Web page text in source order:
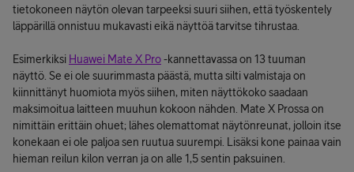
tietokoneen näytön olevan tarpeeksi suuri siihen, että työskentely
läppärillä onnistuu mukavasti eikä näyttöä tarvitse tihrustaa.
Esimerkiksi Huawei Mate X Pro-kannettavassa on 13 tuuman
näyttö. Se ei ole suurimmasta päästä, mutta silti valmistaja on
kiinnittänyt huomiota myös siihen, miten näyttökoko saadaan
maksimoitua laitteen muuhun kokoon nähden. Mate X Prossa on
nimittäin erittäin ohuet; lähes olemattomat näytönreunat, jolloin itse
konekaan ei ole paljoa sen ruutua suurempi. Lisäksi kone painaa vain
hieman reilun kilon verran ja on alle 1,5 sentin paksuinen.